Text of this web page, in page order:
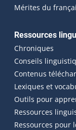
Mérites du
Ressources
Chroniques
Conseils
Contenus
Lexiques et
Outils pour
Ressources
Ressources pour